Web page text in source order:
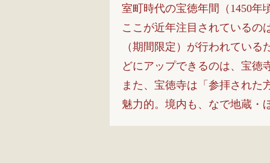
室町時代の宝徳年間（1450年
ここが近年注目されているの
（期間限定）が行われてい
どにアップできるのは、宝徳
また、宝徳寺は「参拝された
魅力的。境内も、なで地蔵・